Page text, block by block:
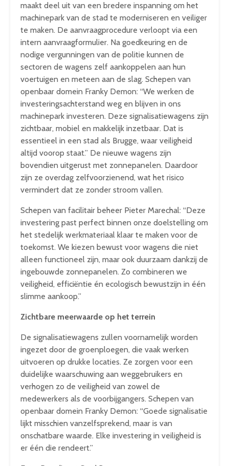
maakt deel uit van een bredere inspanning om het
machinepark van de stad te moderniseren en veiliger
te maken. De aanvraagprocedure verloopt via een
intern aanvraagformulier. Na goedkeuring en de
nodige vergunningen van de politie kunnen de
sectoren de wagens zelf aankoppelen aan hun
voertuigen en meteen aan de slag. Schepen van
openbaar domein Franky Demon: “We werken de
investeringsachterstand weg en blijven in ons
machinepark investeren. Deze signalisatiewagens zijn
zichtbaar, mobiel en makkelijk inzetbaar. Dat is
essentieel in een stad als Brugge, waar veiligheid
altijd voorop staat.” De nieuwe wagens zijn
bovendien uitgerust met zonnepanelen. Daardoor
zijn ze overdag zelfvoorzienend, wat het risico
vermindert dat ze zonder stroom vallen.
Schepen van facilitair beheer Pieter Marechal: “Deze
investering past perfect binnen onze doelstelling om
het stedelijk werkmateriaal klaar te maken voor de
toekomst. We kiezen bewust voor wagens die niet
alleen functioneel zijn, maar ook duurzaam dankzij de
ingebouwde zonnepanelen. Zo combineren we
veiligheid, efficiëntie én ecologisch bewustzijn in één
slimme aankoop.”
Zichtbare meerwaarde op het terrein
De signalisatiewagens zullen voornamelijk worden
ingezet door de groenploegen, die vaak werken
uitvoeren op drukke locaties. Ze zorgen voor een
duidelijke waarschuwing aan weggebruikers en
verhogen zo de veiligheid van zowel de
medewerkers als de voorbijgangers. Schepen van
openbaar domein Franky Demon: “Goede signalisatie
lijkt misschien vanzelfsprekend, maar is van
onschatbare waarde. Elke investering in veiligheid is
er één die rendeert.”